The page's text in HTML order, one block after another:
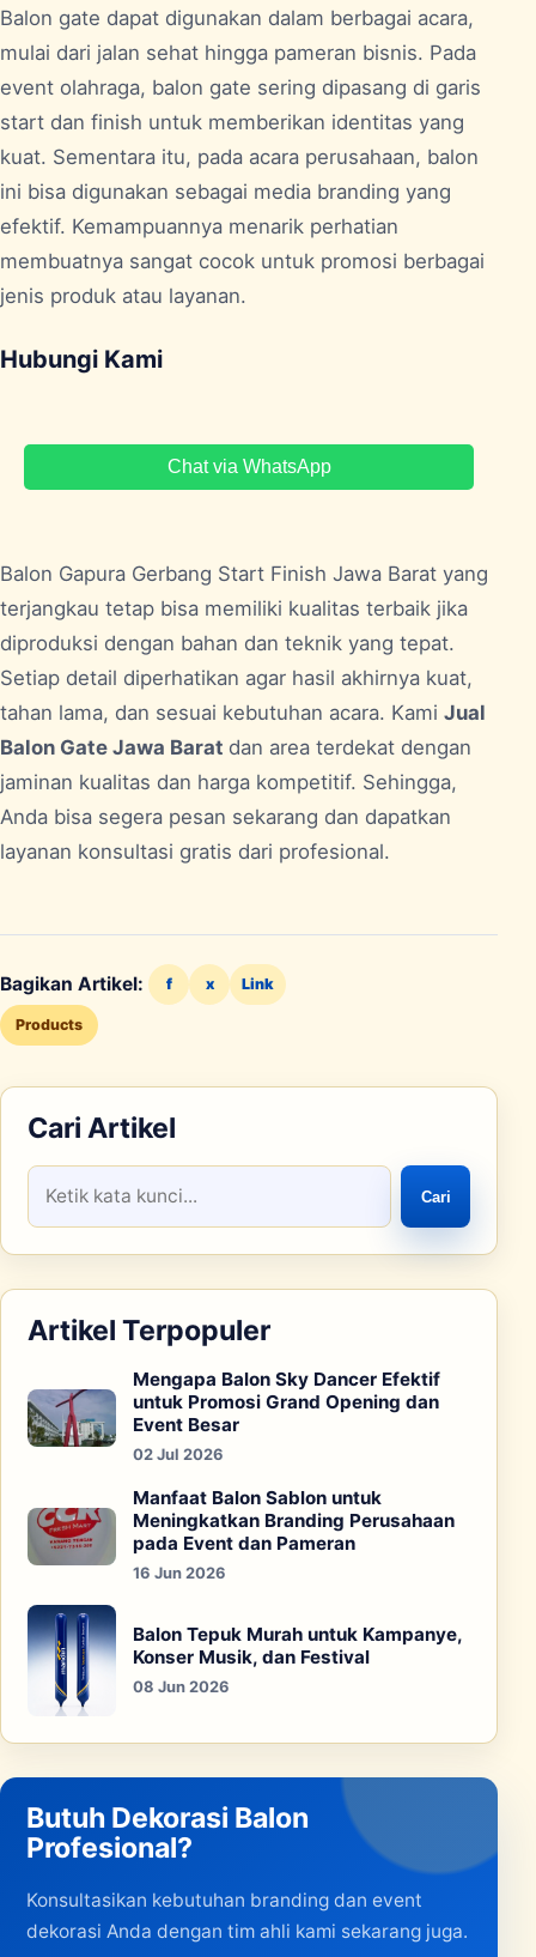
Balon gate dapat digunakan dalam berbagai acara,
mulai dari jalan sehat hingga pameran bisnis. Pada
event olahraga, balon gate sering dipasang di garis
start dan finish untuk memberikan identitas yang
kuat. Sementara itu, pada acara perusahaan, balon
ini bisa digunakan sebagai media branding yang
efektif. Kemampuannya menarik perhatian
membuatnya sangat cocok untuk promosi berbagai
jenis produk atau layanan.
Hubungi Kami
Chat via WhatsApp
Balon Gapura Gerbang Start Finish Jawa Barat yang
terjangkau tetap bisa memiliki kualitas terbaik jika
diproduksi dengan bahan dan teknik yang tepat.
Setiap detail diperhatikan agar hasil akhirnya kuat,
tahan lama, dan sesuai kebutuhan acara. Kami Jual
Balon Gate Jawa Barat dan area terdekat dengan
jaminan kualitas dan harga kompetitif. Sehingga,
Anda bisa segera pesan sekarang dan dapatkan
layanan konsultasi gratis dari profesional.
Bagikan Artikel: f x Link
Products
Cari Artikel
Cari
Artikel Terpopuler
Mengapa Balon Sky Dancer Efektif
untuk Promosi Grand Opening dan
Event Besar
02 Jul 2026
Manfaat Balon Sablon untuk
Meningkatkan Branding Perusahaan
pada Event dan Pameran
16 Jun 2026
Balon Tepuk Murah untuk Kampanye,
Konser Musik, dan Festival
08 Jun 2026
Butuh Dekorasi Balon
Profesional?
Konsultasikan kebutuhan branding dan event
dekorasi Anda dengan tim ahli kami sekarang juga.